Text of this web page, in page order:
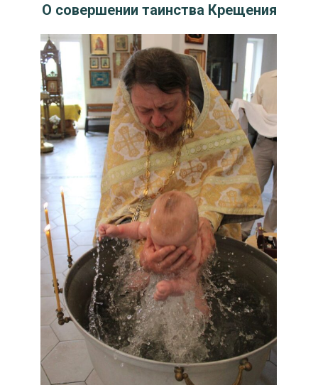
О совершении таинства Крещения